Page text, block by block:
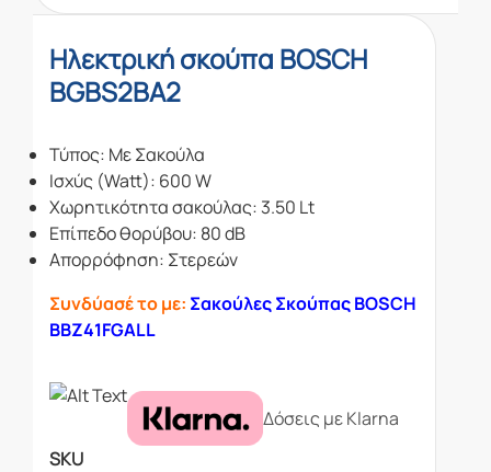
Ηλεκτρική σκούπα BOSCH
BGBS2BA2
Τύπος: Με Σακούλα
Ισχύς (Watt): 600 W
Χωρητικότητα σακούλας: 3.50 Lt
Επίπεδο θορύβου: 80 dB
Απορρόφηση: Στερεών
Συνδύασέ το με: Σακούλες Σκούπας BOSCH
BBZ41FGALL
Δόσεις με Klarna
SKU